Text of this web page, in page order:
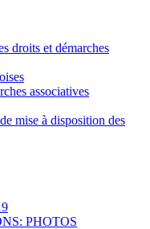
droits et démarches
associatives
mise à disposition des
PHOTOS